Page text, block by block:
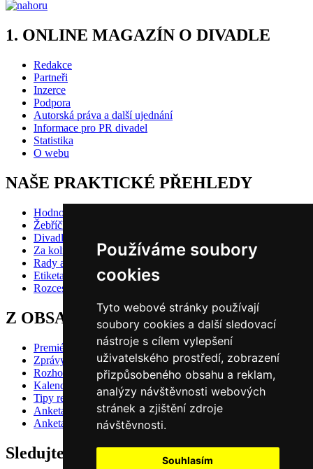
Používáme soubory
cookies
Tyto webové stránky používají
soubory cookies a další sledovací
nástroje s cílem vylepšení
uživatelského prostředí, zobrazení
přizpůsobeného obsahu a reklam,
analýzy návštěvnosti webových
stránek a zjištění zdroje
návštěvnosti.
Souhlasím
1. ONLINE MAGAZÍN O DIVADLE
Redakce
Partneři
Inzerce
Podpora
Autorská práva a další ujednání
Informace pro PR divadel
Statistika
O webu
NAŠE PRAKTICKÉ PŘEHLEDY
Hodnocení inscenací
Žebříčky
Divadlo pro děti
Za kolik do divadla?
Rady a doporučení
Etiketa?
Rozcestník
Z OBSAHU VYBÍRÁME
Premiéry
Zprávy
Rozhovory
Kalendář premiér
Tipy redakce
Anketa 2024/25 - divácké hlasování
Anketa 2024/25 - redakční volba
Sledujte nás také na